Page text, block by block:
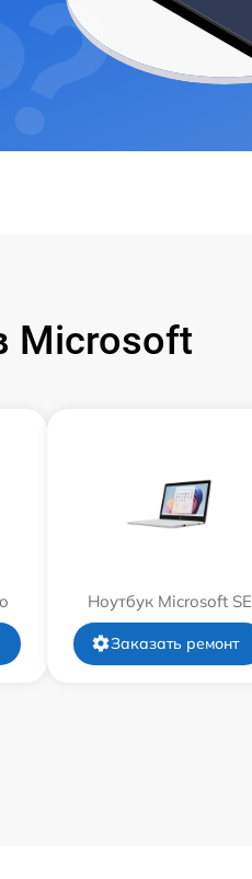
Microsoft
Ноутбук Microsoft SE
Заказать ремонт